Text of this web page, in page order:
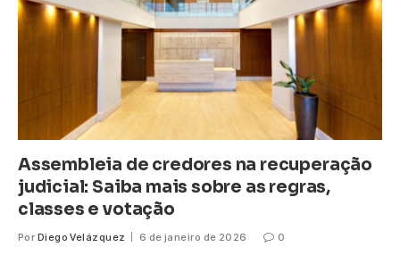
Assembleia de credores na recuperação
judicial: Saiba mais sobre as regras,
classes e votação
Por Diego Velázquez 6 de janeiro de 2026 0